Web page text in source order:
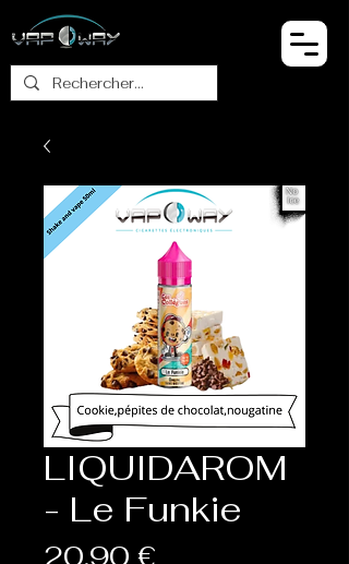
LIQUIDAROM
- Le Funkie
20,90 €